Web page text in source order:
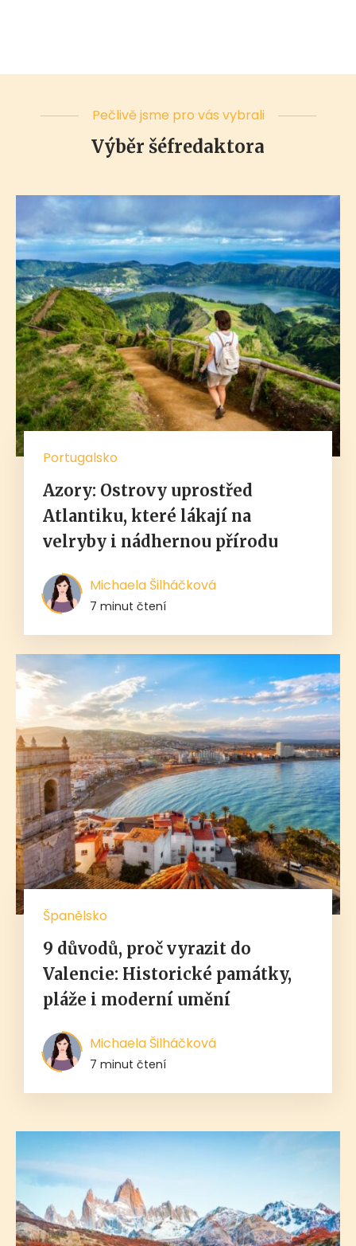
Pečlivě jsme pro vás vybrali
Výběr šéfredaktora
Portugalsko
Azory: Ostrovy uprostřed
Atlantiku, které lákají na
velryby i nádhernou přírodu
Michaela Šilháčková
7 minut čtení
Španělsko
9 důvodů, proč vyrazit do
Valencie: Historické památky,
pláže i moderní umění
Michaela Šilháčková
7 minut čtení